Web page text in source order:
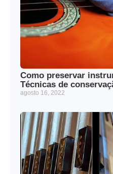
Como preservar
Técnicas de
agosto 16, 2022